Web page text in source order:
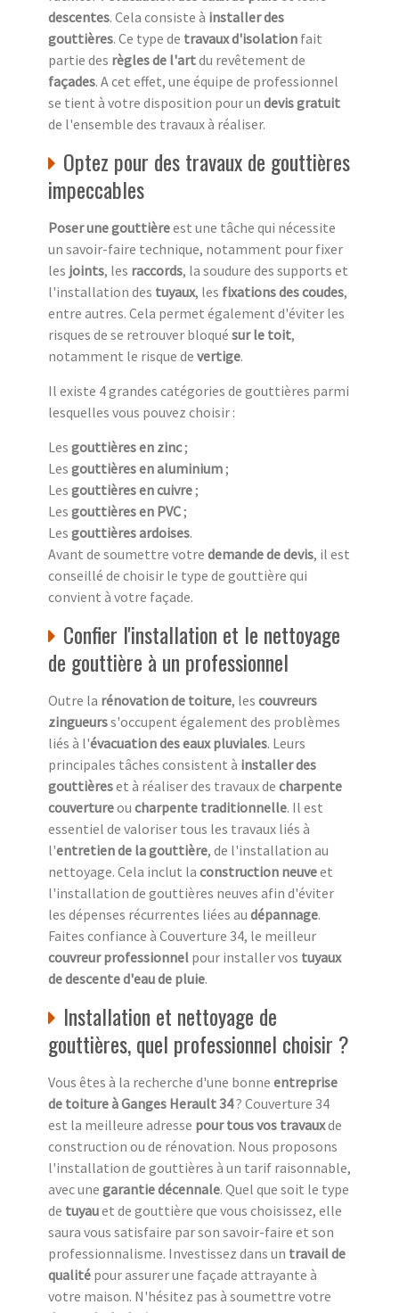
descentes. Cela consiste à installer des
gouttières. Ce type de travaux d'isolation fait
partie des règles de l'artdu revêtement de
façades. A cet effet, une équipe de professionnel
se tient à votre disposition pour un devis gratuit
de l'ensemble des travaux à réaliser.
Optez pour des travaux de gouttières
impeccables
Poser une gouttièreest une tâche qui nécessite
un savoir-faire technique, notamment pour fixer
les joints, les raccords, la soudure des supports et
l'installation des tuyaux, les fixations des coudes,
entre autres. Cela permet également d'éviter les
risques de se retrouver bloqué sur le toit,
notamment le risque de vertige.
Il existe 4 grandes catégories de gouttières parmi
lesquelles vous pouvez choisir :
Les gouttières en zinc;
Les gouttières en aluminium ;
Les gouttières en cuivre ;
Les gouttières en PVC ;
Les gouttières ardoises.
Avant de soumettre votre demande de devis, il est
conseillé de choisir le type de gouttière qui
convient à votre façade.
Confier l'installation et le nettoyage
de gouttière à un professionnel
Outre la rénovation de toiture, les couvreurs
zingueurss'occupent également des problèmes
liés à l'évacuation des eaux pluviales. Leurs
principales tâches consistent à installer des
gouttièreset à réaliser des travaux de charpente
couvertureou charpente traditionnelle. Il est
essentiel de valoriser tous les travaux liés à
l'entretien de la gouttière, de l'installation au
nettoyage. Cela inclut la construction neuveet
l'installation de gouttières neuves afin d'éviter
les dépenses récurrentes liées au dépannage.
Faites confiance à Couverture 34, le meilleur
couvreur professionnel pour installer vos tuyaux
de descente d'eau de pluie.
Installation et nettoyage de
gouttières, quel professionnel choisir ?
Vous êtes à la recherche d'une bonne entreprise
de toiture à Ganges Herault 34? Couverture 34
est la meilleure adresse pour tous vos travauxde
construction ou de rénovation. Nous proposons
l'installation de gouttières à un tarif raisonnable,
avec une garantie décennale. Quel que soit le type
de tuyauet de gouttière que vous choisissez, elle
saura vous satisfaire par son savoir-faire et son
professionnalisme. Investissez dans un travail de
qualité pour assurer une façade attrayante à
votre maison. N'hésitez pas à soumettre votre